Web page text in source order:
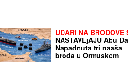
UDARI NA BRODOVE
NASTAVLjAJU Abu
Napadnuta tri naaša
broda u Ormuskom